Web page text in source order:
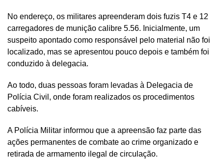
No endereço, os militares apreenderam dois fuzis T4 e 12
carregadores de munição calibre 5.56. Inicialmente, um
suspeito apontado como responsável pelo material não foi
localizado, mas se apresentou pouco depois e também foi
conduzido à delegacia.
Ao todo, duas pessoas foram levadas à Delegacia de
Polícia Civil, onde foram realizados os procedimentos
cabíveis.
A Polícia Militar informou que a apreensão faz parte das
ações permanentes de combate ao crime organizado e
retirada de armamento ilegal de circulação.